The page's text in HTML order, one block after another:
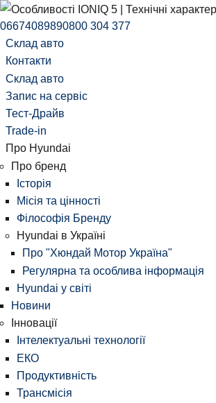
06674089890800 304 377
Склад авто
Контакти
Склад авто
Запис на сервіс
Тест-Драйв
Trade-in
Про Hyundai
Про бренд
Історія
Місія та цінності
Філософія Бренду
Hyundai в Україні
Про "Хюндай Мотор Україна"
Регулярна та особлива інформація
Hyundai у світі
Новини
Інновації
Інтелектуальні технології
ЕКО
Продуктивність
Трансмісія